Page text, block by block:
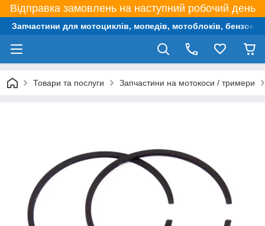
Відправка замовлень на наступний робочий день
Запчастини для мотоциклів, мопедів, мотоблоків,
Товари та послуги Запчастини на мотокоси / тримери